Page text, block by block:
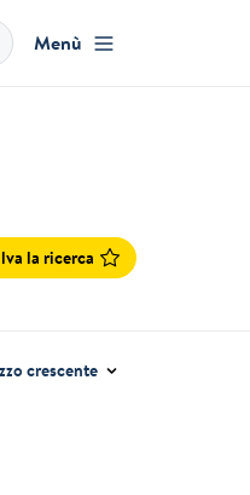
Menù
la ricerca
crescente